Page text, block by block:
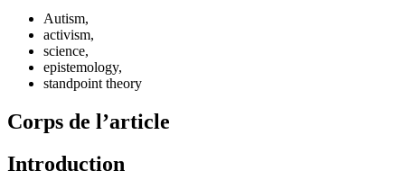
Autism,
activism,
science,
epistemology,
standpoint theory
Corps de l’article
Introduction